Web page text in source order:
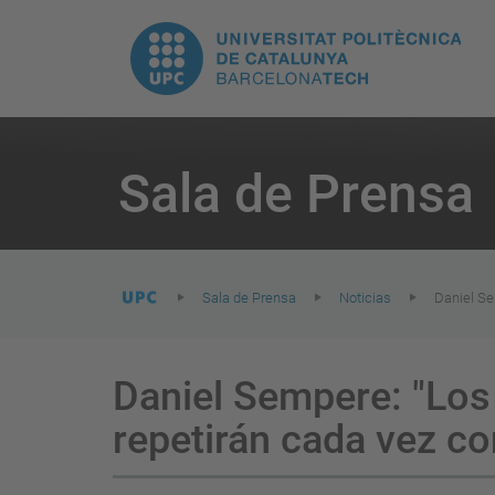
UPC.
Universitat
Politècnica
de
Catalunya
Sala de Prensa
are
here:
Sala de Prensa Noticias Daniel
Daniel Sempere:
repetirán cada vez